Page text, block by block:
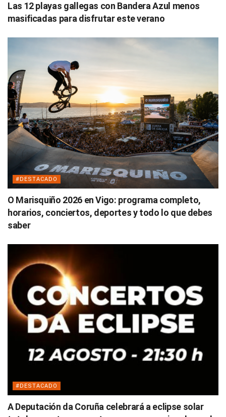
Las 12 playas gallegas con Bandera Azul menos
masificadas para disfrutar este verano
#DESTACADO
O Marisquiño 2026 en Vigo: programa completo,
horarios, conciertos, deportes y todo lo que debes
saber
#DESTACADO
A Deputación da Coruña celebrará a eclipse solar